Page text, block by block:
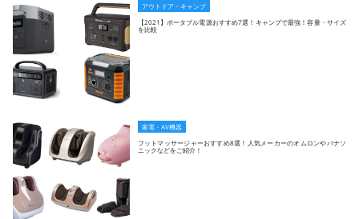
アウトドア・キャンプ
【2021】ポータブル電源おすすめ7選！キャンプで最強！容量・サイズ
を比較
家電・AV機器
フットマッサージャーおすすめ8選！人気メーカーのオムロンやパナソ
ニックなどをご紹介！